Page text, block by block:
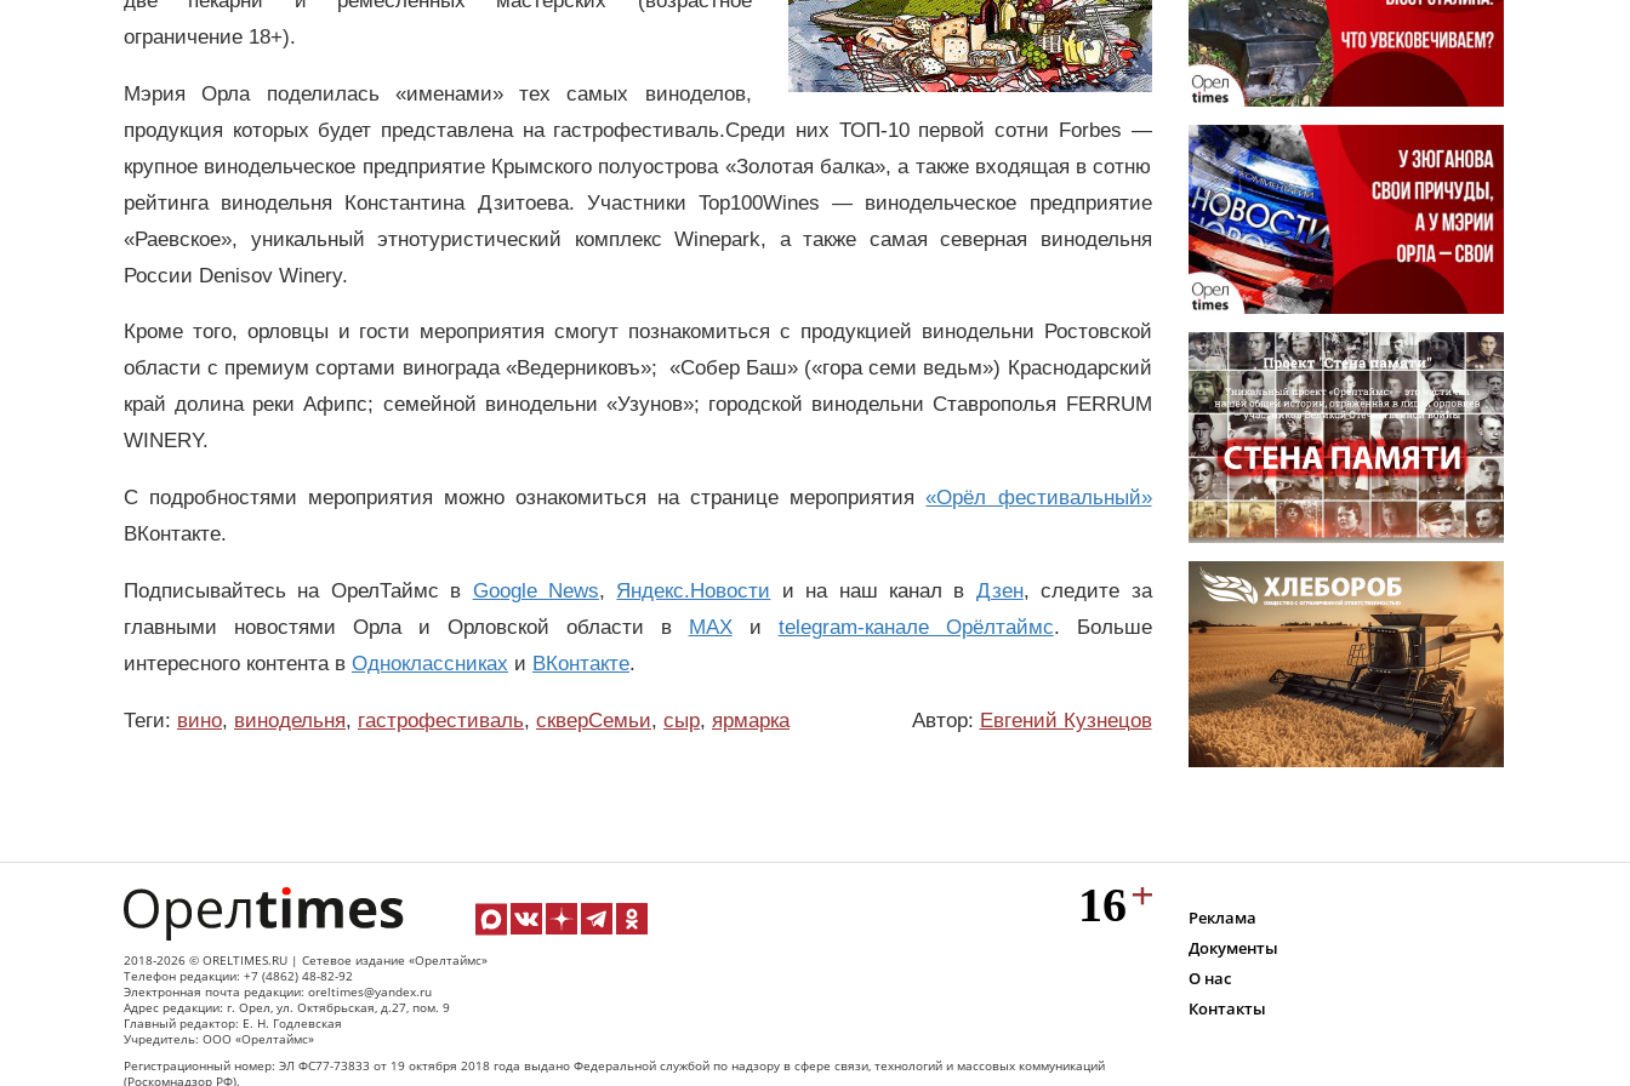
ограничение 18+).
Мэрия Орла поделилась «именами» тех самых виноделов,
продукция которых будет представлена на гастрофестиваль.Среди них ТОП-10 первой сотни Forbes —
крупное винодельческое предприятие Крымского полуострова «Золотая балка», а также входящая в сотню
рейтинга винодельня Константина Дзитоева. Участники Top100Wines — винодельческое предприятие
«Раевское», уникальный этнотуристический комплекс Winepark, а также самая северная винодельня
России Denisov Winery.
Кроме того, орловцы и гости мероприятия смогут познакомиться с продукцией винодельни Ростовской
области с премиум сортами винограда «Ведерниковъ»; «Собер Баш» («гора семи ведьм») Краснодарский
край долина реки Афипс; семейной винодельни «Узунов»; городской винодельни Ставрополья FERRUM
WINERY.
С подробностями мероприятия можно ознакомиться на странице мероприятия«Орёл фестивальный»
ВКонтакте.
Подписывайтесь на ОрелТаймс в Google News, Яндекс.Новости и на наш канал в Дзен, следите за
главными новостями Орла и Орловской области в MAXи telegram-канале Орёлтаймс. Больше
интересного контента в Одноклассниках и ВКонтакте.
Теги: вино, винодельня, гастрофестиваль, скверСемьи, сыр, ярмарка Автор: Евгений Кузнецов
2018-2026 © ORELTIMES.RU | Сетевое издание «Орелтаймс»
Телефон редакции: +7 (4862) 48-82-92
Электронная почта редакции: oreltimes@yandex.ru
Адрес редакции: г. Орел, ул. Октябрьская, д.27, пом. 9
Главный редактор: Е. Н. Годлевская
Учредитель: ООО «Орелтаймс»
Регистрационный номер: ЭЛ ФС77-73833 от 19 октября 2018 года выдано Федеральной службой по надзору в сфере связи, технологий и массовых коммуникаций
(Роскомнадзор РФ).
Реклама
Документы
О нас
Контакты